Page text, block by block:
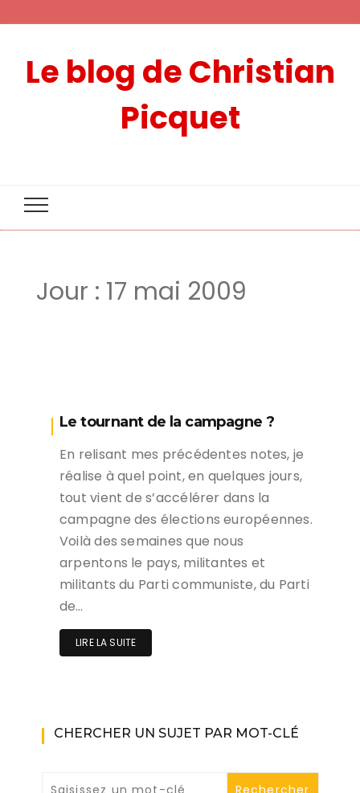
Le blog de Christian
Picquet
Jour : 17 mai 2009
Le tournant de la campagne ?
En relisant mes précédentes notes, je
réalise à quel point, en quelques jours,
tout vient de s’accélérer dans la
campagne des élections européennes.
Voilà des semaines que nous
arpentons le pays, militantes et
militants du Parti communiste, du Parti
de…
LIRE LA SUITE
CHERCHER UN SUJET PAR MOT-CLÉ